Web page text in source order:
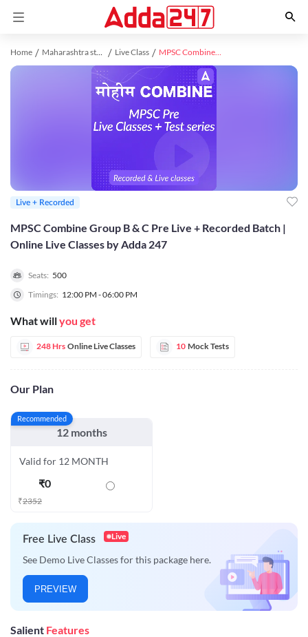
Home Maharashtra study material Live Class MPSC Combine Group B & C Pre Live + Recorded Batch | Online Live Classes by Adda 247
MPSC Combine Group B & C Pre Live + Recorded Batch |
Online Live Classes by Adda 247
Seats: 500
Timings: 12:00 PM - 06:00 PM
What willyou get
248 Hrs Online Live Classes 10 Mock Tests
Our Plan
Recommended
12 months
Valid for 12 MONTH
₹0
₹2352
Free Live Class Live
See Demo Live Classes for this package here.
PREVIEW
Salient Features
Live + Recorded